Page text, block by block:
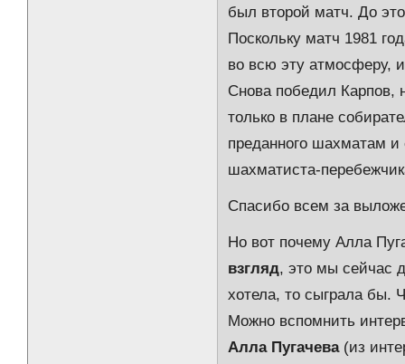
был второй матч. До
Поскольку матч 1981
во всю эту атмосферу,
Снова победил Карпов,
только в плане
преданного шахматам и
шахматиста-
Спасибо всем за
Но вот почему Алла
взгляд, это мы сейчас
хотела, то сыграла бы.
Можно вспомнить
Алла Пугачева(из